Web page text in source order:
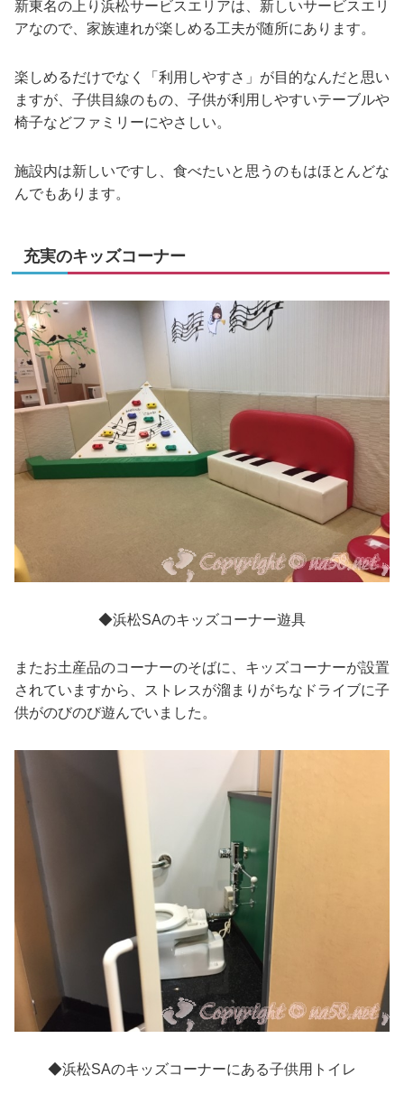
新東名の上り浜松サービスエリアは、新しいサービスエリ
アなので、家族連れが楽しめる工夫が随所にあります。
楽しめるだけでなく「利用しやすさ」が目的なんだと思い
ますが、子供目線のもの、子供が利用しやすいテーブルや
椅子などファミリーにやさしい。
施設内は新しいですし、食べたいと思うのもはほとんどな
んでもあります。
充実のキッズコーナー
◆浜松SAのキッズコーナー遊具
またお土産品のコーナーのそばに、キッズコーナーが設置
されていますから、ストレスが溜まりがちなドライブに子
供がのびのび遊んでいました。
◆浜松SAのキッズコーナーにある子供用トイレ